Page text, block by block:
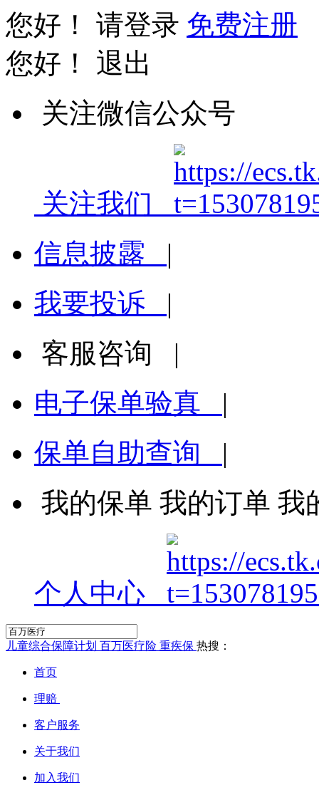
您好！ 请登录 免费注册
您好！ 退出
关注微信公众号
关注我们
信息披露 |
我要投诉 |
客服咨询 |
电子保单验真 |
保单自助查询 |
我的保单 我的订单 我
个人中心
儿童综合保障计划 百万医疗险 重疾保 热搜：
首页
理赔
客户服务
关于我们
加入我们